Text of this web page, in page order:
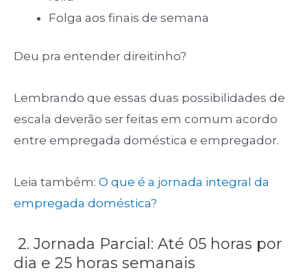
Folga aos finais de semana
Deu pra entender direitinho?
Lembrando que essas duas possibilidades de
escala deverão ser feitas em comum acordo
entre empregada doméstica e empregador.
Leia também: O que é a jornada integral da
empregada doméstica?
2. Jornada Parcial: Até 05 horas por
dia e 25 horas semanais